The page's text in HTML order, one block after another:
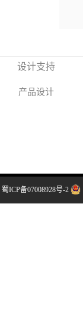
设计支持
产品设计
蜀ICP备07008928号-2